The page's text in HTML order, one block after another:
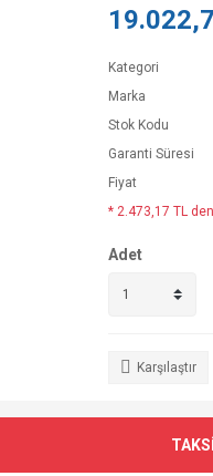
Kategori
Marka
Stok Kodu
Garanti Süresi
Fiyat
* 2.473,17 TL
Adet
Karşılaştır